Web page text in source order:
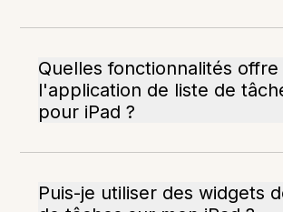
Quelles fonctionnalités offre
l'application de liste de
pour iPad ?
Puis-je utiliser des widgets